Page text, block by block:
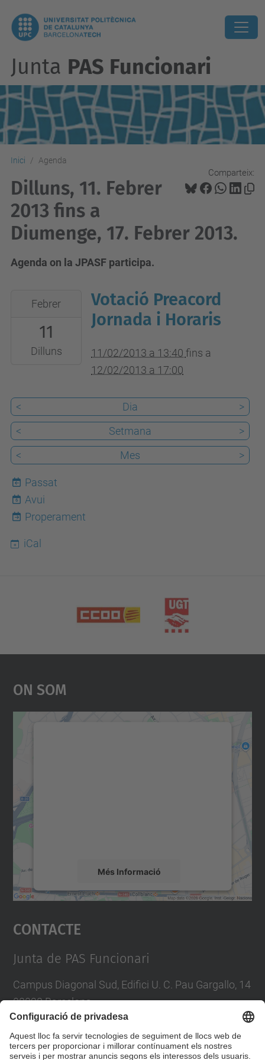
Junta PAS Funcionari
Inici Agenda
Comparteix:
Dilluns, 11. Febrer
2013 fins a
Diumenge, 17. Febrer 2013.
Agenda on la JPASF participa.
2013-
11T13:40:00+01:00
2013-
Febrer
11
Dilluns
Votació Preacord
Jornada i Horaris
11/02/2013 a 13:40 fins a
12/02/2013 a 17:00
< Dia
>
<
Setmana
>
<
Mes >
Passat
6
Avui
Properament
iCal
On Som
Més Informació
Accepta
powered by
Contacte
Junta de PAS Funcionari
Campus Diagonal Sud, Edifici U. C. Pau Gargallo, 14
08028 Barcelona
E-mail :junta.pasf@upc.edu